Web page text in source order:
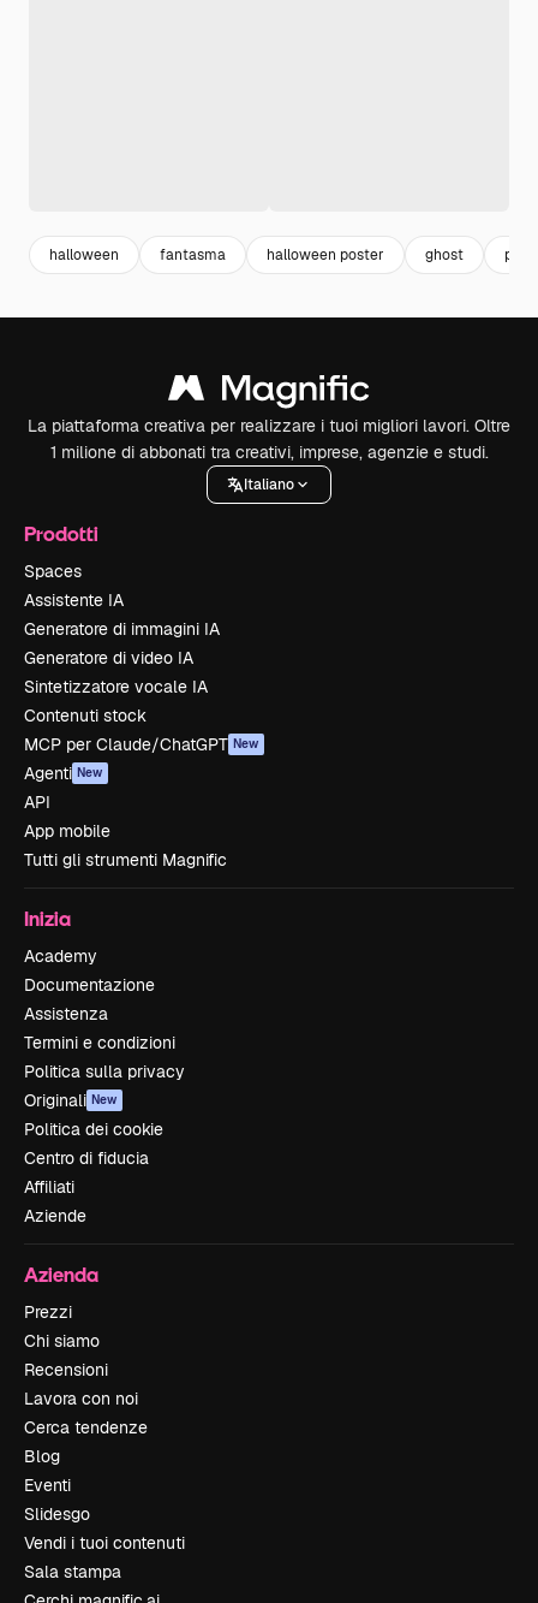
halloween fantasma halloween poster ghost
La piattaforma creativa per realizzare i tuoi migliori lavori. Oltre
1 milione di abbonati tra creativi, imprese, agenzie e studi.
Italiano
Prodotti
Spaces
Assistente IA
Generatore di immagini IA
Generatore di video IA
Sintetizzatore vocale IA
Contenuti stock
MCP per Claude/ChatGPT New
Agenti New
API
App mobile
Tutti gli strumenti Magnific
Inizia
Academy
Documentazione
Assistenza
Termini e condizioni
Politica sulla privacy
Originali New
Politica dei cookie
Centro di fiducia
Affiliati
Aziende
Azienda
Prezzi
Chi siamo
Recensioni
Lavora con noi
Cerca tendenze
Blog
Eventi
Slidesgo
Vendi i tuoi contenuti
Sala stampa